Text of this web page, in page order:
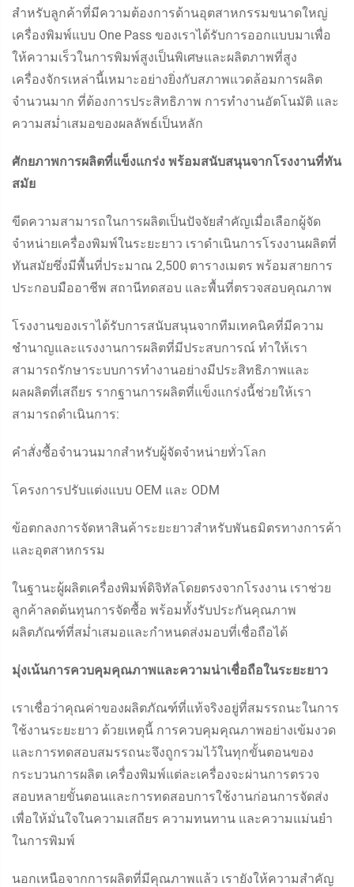
สำหรับลูกค้าที่มีความต้องการด้านอุตสาหกรรมขนาดใหญ่
เครื่องพิมพ์แบบ One Pass ของเราได้รับการออกแบบมาเพื่อ
ให้ความเร็วในการพิมพ์สูงเป็นพิเศษและผลิตภาพที่สูง
เครื่องจักรเหล่านี้เหมาะอย่างยิ่งกับสภาพแวดล้อมการผลิต
จำนวนมาก ที่ต้องการประสิทธิภาพ การทำงานอัตโนมัติ และ
ความสม่ำเสมอของผลลัพธ์เป็นหลัก
ศักยภาพการผลิตที่แข็งแกร่ง พร้อมสนับสนุนจากโรงงานที่ทัน
สมัย
ขีดความสามารถในการผลิตเป็นปัจจัยสำคัญเมื่อเลือกผู้จัด
จำหน่ายเครื่องพิมพ์ในระยะยาว เราดำเนินการโรงงานผลิตที่
ทันสมัยซึ่งมีพื้นที่ประมาณ 2,500 ตารางเมตร พร้อมสายการ
ประกอบมืออาชีพ สถานีทดสอบ และพื้นที่ตรวจสอบคุณภาพ
โรงงานของเราได้รับการสนับสนุนจากทีมเทคนิคที่มีความ
ชำนาญและแรงงานการผลิตที่มีประสบการณ์ ทำให้เรา
สามารถรักษาระบบการทำงานอย่างมีประสิทธิภาพและ
ผลผลิตที่เสถียร รากฐานการผลิตที่แข็งแกร่งนี้ช่วยให้เรา
สามารถดำเนินการ:
คำสั่งซื้อจำนวนมากสำหรับผู้จัดจำหน่ายทั่วโลก
โครงการปรับแต่งแบบ OEM และ ODM
ข้อตกลงการจัดหาสินค้าระยะยาวสำหรับพันธมิตรทางการค้า
และอุตสาหกรรม
ในฐานะผู้ผลิตเครื่องพิมพ์ดิจิทัลโดยตรงจากโรงงาน เราช่วย
ลูกค้าลดต้นทุนการจัดซื้อ พร้อมทั้งรับประกันคุณภาพ
ผลิตภัณฑ์ที่สม่ำเสมอและกำหนดส่งมอบที่เชื่อถือได้
มุ่งเน้นการควบคุมคุณภาพและความน่าเชื่อถือในระยะยาว
เราเชื่อว่าคุณค่าของผลิตภัณฑ์ที่แท้จริงอยู่ที่สมรรถนะในการ
ใช้งานระยะยาว ด้วยเหตุนี้ การควบคุมคุณภาพอย่างเข้มงวด
และการทดสอบสมรรถนะจึงถูกรวมไว้ในทุกขั้นตอนของ
กระบวนการผลิต เครื่องพิมพ์แต่ละเครื่องจะผ่านการตรวจ
สอบหลายขั้นตอนและการทดสอบการใช้งานก่อนการจัดส่ง
เพื่อให้มั่นใจในความเสถียร ความทนทาน และความแม่นยำ
ในการพิมพ์
นอกเหนือจากการผลิตที่มีคุณภาพแล้ว เรายังให้ความสำคัญ